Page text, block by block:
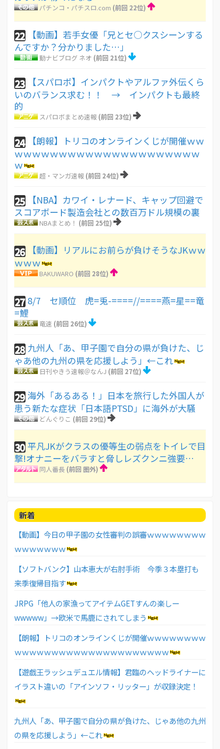
パチンコ・パチスロ.com (前回 22位)
22
【動画】若手女優「兄とセ○クスシーンする
んですか？分かりました…」
動ナビブログ ネオ (前回 21位)
23
【スパロボ】インパクトやアルファ外伝くら
いのバランス求む！！ → インパクトも最終
的
スパロボまとめ速報 (前回 23位)
24
【朗報】トリコのオンラインくじが開催ｗｗ
ｗｗｗｗｗｗｗｗｗｗｗｗｗｗｗｗｗｗｗｗｗ
ｗ
超・マンガ速報 (前回 24位)
25
【NBA】カワイ・レナード、キャップ回避で
スコアボード製造会社との数百万ドル規模の裏
NBAまとめ！ (前回 25位)
26
【動画】リアルにお前らが負けそうなJKｗｗ
ｗｗｗ
BAKUWARO (前回 28位)
27 8/7 セ順位 虎=兎-====//====燕=星==竜
=鯉
竜速 (前回 26位)
28 九州人「あ、甲子園で自分の県が負けた、じ
ゃあ他の九州の県を応援しよう」←これ
日刊やきう速報＠なんJ (前回 27位)
29 海外「あるある！」日本を旅行した外国人が
患う新たな症状「日本語PTSD」に海外が大騒
どんぐりこ (前回 29位)
30平凡JKがクラスの優等生の弱点をトイレで目
撃!オナニーをバラすと脅しレズクンニ強要…
同人番長 (前回 圏外)
新着
【動画】今日の甲子園の女性審判の誤審ｗｗｗｗｗｗｗｗ
ｗｗｗｗｗｗｗ
【ソフトバンク】山本恵大が右肘手術 今季３本塁打も
来季復帰目指す
JRPG「他人の家漁ってアイテムGETすんの楽しー
wwwww」→欧米で馬鹿にされてしまう
【朗報】トリコのオンラインくじが開催ｗｗｗｗｗｗｗｗ
ｗｗｗｗｗｗｗｗｗｗｗｗｗｗｗｗｗｗｗｗｗ
【遊戯王ラッシュデュエル情報】君臨のヘッドライナーに
イラスト違いの「アインソフ・リッター」が収録決定！
九州人「あ、甲子園で自分の県が負けた、じゃあ他の九州
の県を応援しよう」←これ